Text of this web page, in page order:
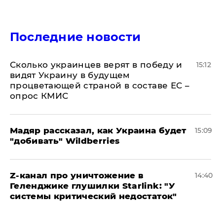
Последние новости
Сколько украинцев верят в победу и
видят Украину в будущем
процветающей страной в составе ЕС –
опрос КМИС
15:12
Мадяр рассказал, как Украина будет
"добивать" Wildberries
15:09
Z-канал про уничтожение в
Геленджике глушилки Starlink: "У
системы критический недостаток"
14:40